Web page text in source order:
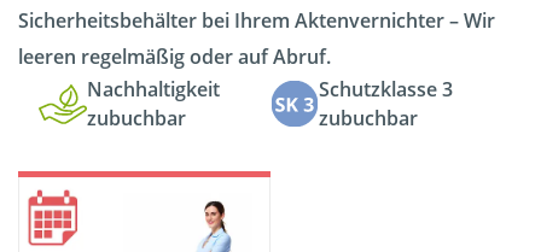
Sicherheitsbehälter bei Ihrem Aktenvernichter – Wir
leeren regelmäßig oder auf Abruf.
Nachhaltigkeit
zubuchbar
Schutzklasse 3
zubuchbar